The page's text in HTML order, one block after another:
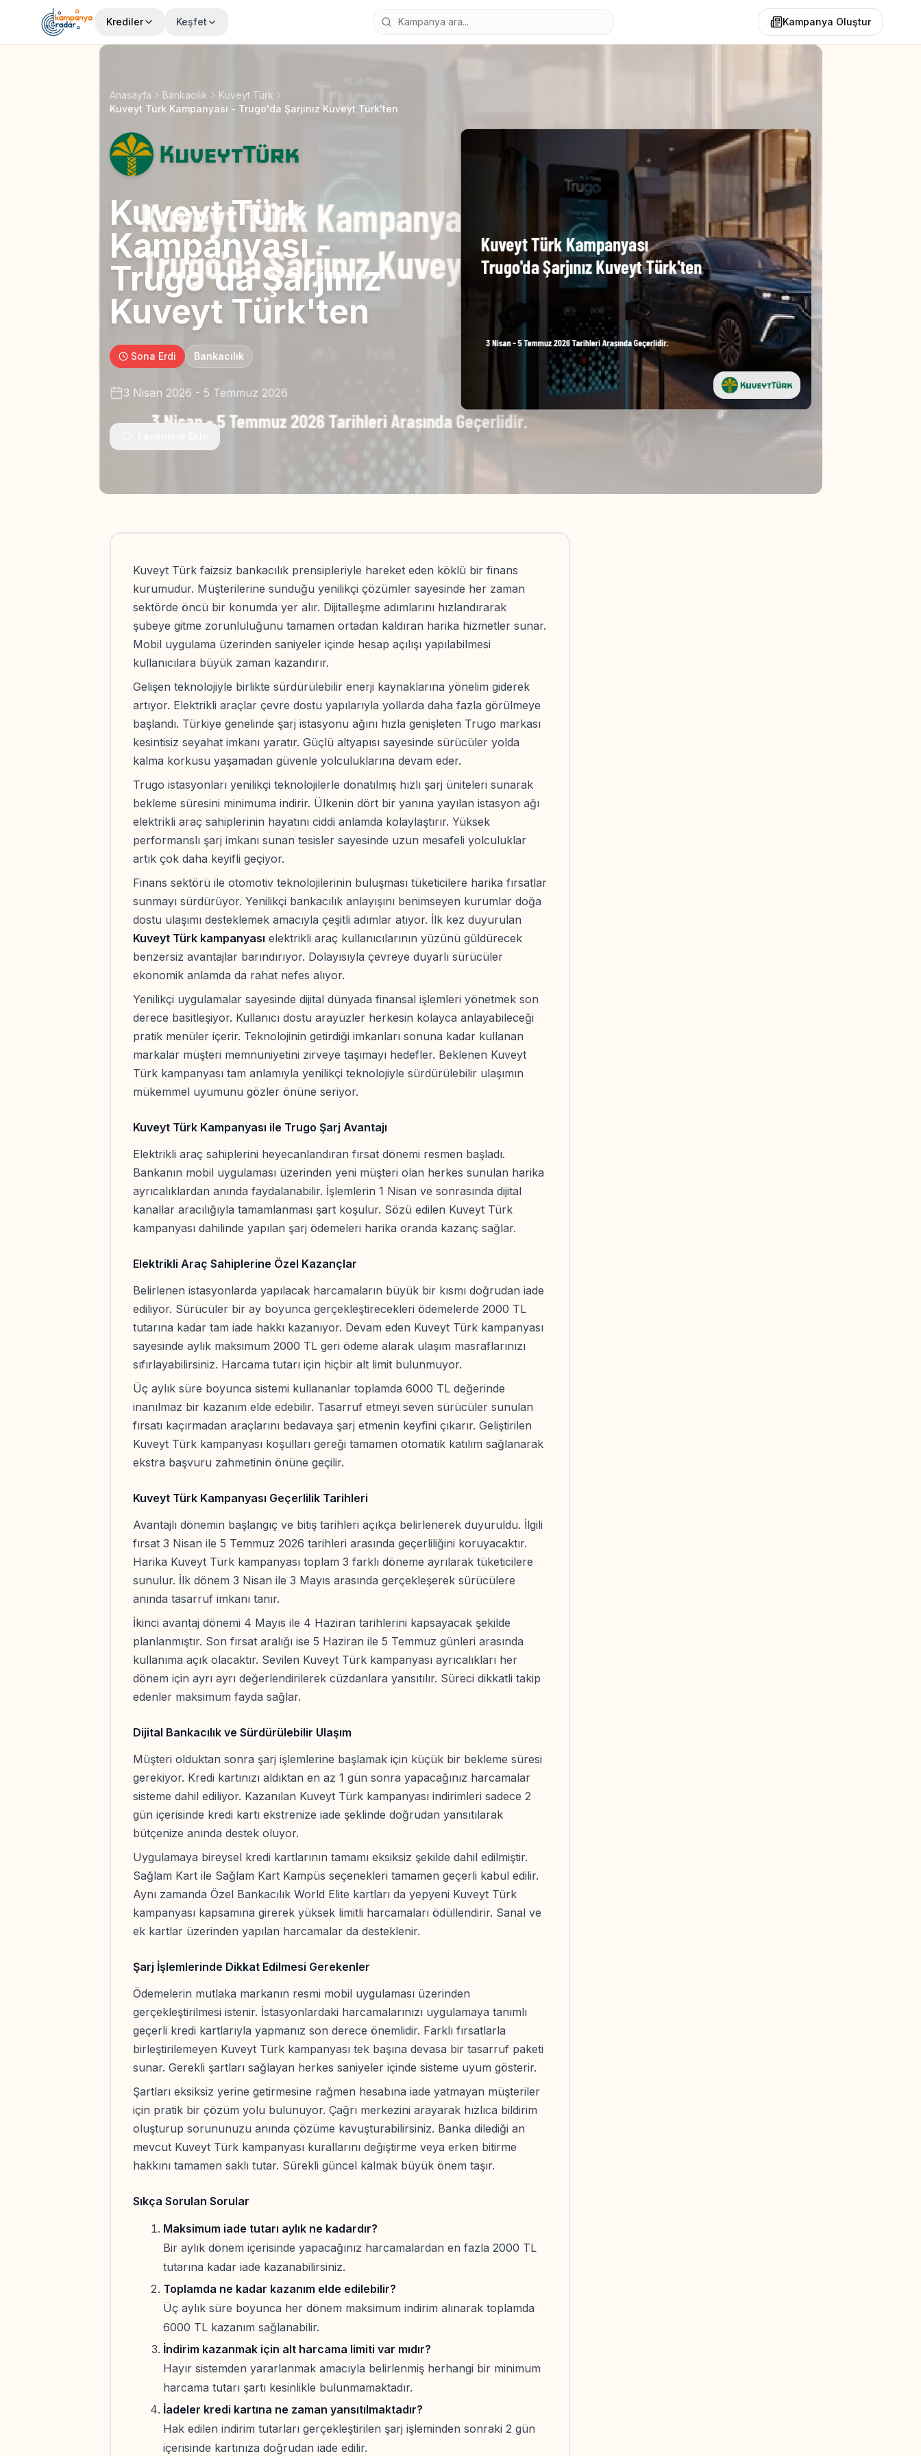
Krediler Keşfet Kampanya Oluştur
Anasayfa Bankacılık
Kuveyt Türk
Kuveyt Türk Kampanyası - Trugo'da Şarjınız Kuveyt Türk'ten
Kuveyt Türk
Kampanyası -
Trugo'da Şarjınız
Kuveyt Türk'ten
Sona Erdi Bankacılık
3 Nisan 2026 - 5 Temmuz 2026
Kuveyt Türk faizsiz bankacılık prensipleriyle hareket eden köklü bir finans
kurumudur. Müşterilerine sunduğu yenilikçi çözümler sayesinde her zaman
sektörde öncü bir konumda yer alır. Dijitalleşme adımlarını hızlandırarak
şubeye gitme zorunluluğunu tamamen ortadan kaldıran harika hizmetler sunar.
Mobil uygulama üzerinden saniyeler içinde hesap açılışı yapılabilmesi
kullanıcılara büyük zaman kazandırır.
Gelişen teknolojiyle birlikte sürdürülebilir enerji kaynaklarına yönelim giderek
artıyor. Elektrikli araçlar çevre dostu yapılarıyla yollarda daha fazla görülmeye
başlandı. Türkiye genelinde şarj istasyonu ağını hızla genişleten Trugo markası
kesintisiz seyahat imkanı yaratır. Güçlü altyapısı sayesinde sürücüler yolda
kalma korkusu yaşamadan güvenle yolculuklarına devam eder.
Trugo istasyonları yenilikçi teknolojilerle donatılmış hızlı şarj üniteleri sunarak
bekleme süresini minimuma indirir. Ülkenin dört bir yanına yayılan istasyon ağı
elektrikli araç sahiplerinin hayatını ciddi anlamda kolaylaştırır. Yüksek
performanslı şarj imkanı sunan tesisler sayesinde uzun mesafeli yolculuklar
artık çok daha keyifli geçiyor.
Finans sektörü ile otomotiv teknolojilerinin buluşması tüketicilere harika fırsatlar
sunmayı sürdürüyor. Yenilikçi bankacılık anlayışını benimseyen kurumlar doğa
dostu ulaşımı desteklemek amacıyla çeşitli adımlar atıyor. İlk kez duyurulan
Kuveyt Türk kampanyası elektrikli araç kullanıcılarının yüzünü güldürecek
benzersiz avantajlar barındırıyor. Dolayısıyla çevreye duyarlı sürücüler
ekonomik anlamda da rahat nefes alıyor.
Yenilikçi uygulamalar sayesinde dijital dünyada finansal işlemleri yönetmek son
derece basitleşiyor. Kullanıcı dostu arayüzler herkesin kolayca anlayabileceği
pratik menüler içerir. Teknolojinin getirdiği imkanları sonuna kadar kullanan
markalar müşteri memnuniyetini zirveye taşımayı hedefler. Beklenen Kuveyt
Türk kampanyası tam anlamıyla yenilikçi teknolojiyle sürdürülebilir ulaşımın
mükemmel uyumunu gözler önüne seriyor.
Kuveyt Türk Kampanyası ile Trugo Şarj Avantajı
Elektrikli araç sahiplerini heyecanlandıran fırsat dönemi resmen başladı.
Bankanın mobil uygulaması üzerinden yeni müşteri olan herkes sunulan harika
ayrıcalıklardan anında faydalanabilir. İşlemlerin 1 Nisan ve sonrasında dijital
kanallar aracılığıyla tamamlanması şart koşulur. Sözü edilen Kuveyt Türk
kampanyası dahilinde yapılan şarj ödemeleri harika oranda kazanç sağlar.
Elektrikli Araç Sahiplerine Özel Kazançlar
Belirlenen istasyonlarda yapılacak harcamaların büyük bir kısmı doğrudan iade
ediliyor. Sürücüler bir ay boyunca gerçekleştirecekleri ödemelerde 2000 TL
tutarına kadar tam iade hakkı kazanıyor. Devam eden Kuveyt Türk kampanyası
sayesinde aylık maksimum 2000 TL geri ödeme alarak ulaşım masraflarınızı
sıfırlayabilirsiniz. Harcama tutarı için hiçbir alt limit bulunmuyor.
Üç aylık süre boyunca sistemi kullananlar toplamda 6000 TL değerinde
inanılmaz bir kazanım elde edebilir. Tasarruf etmeyi seven sürücüler sunulan
fırsatı kaçırmadan araçlarını bedavaya şarj etmenin keyfini çıkarır. Geliştirilen
Kuveyt Türk kampanyası koşulları gereği tamamen otomatik katılım sağlanarak
ekstra başvuru zahmetinin önüne geçilir.
Kuveyt Türk Kampanyası Geçerlilik Tarihleri
Avantajlı dönemin başlangıç ve bitiş tarihleri açıkça belirlenerek duyuruldu. İlgili
fırsat 3 Nisan ile 5 Temmuz 2026 tarihleri arasında geçerliliğini koruyacaktır.
Harika Kuveyt Türk kampanyası toplam 3 farklı döneme ayrılarak tüketicilere
sunulur. İlk dönem 3 Nisan ile 3 Mayıs arasında gerçekleşerek sürücülere
anında tasarruf imkanı tanır.
İkinci avantaj dönemi 4 Mayıs ile 4 Haziran tarihlerini kapsayacak şekilde
planlanmıştır. Son fırsat aralığı ise 5 Haziran ile 5 Temmuz günleri arasında
kullanıma açık olacaktır. Sevilen Kuveyt Türk kampanyası ayrıcalıkları her
dönem için ayrı ayrı değerlendirilerek cüzdanlara yansıtılır. Süreci dikkatli takip
edenler maksimum fayda sağlar.
Dijital Bankacılık ve Sürdürülebilir Ulaşım
Müşteri olduktan sonra şarj işlemlerine başlamak için küçük bir bekleme süresi
gerekiyor. Kredi kartınızı aldıktan en az 1 gün sonra yapacağınız harcamalar
sisteme dahil ediliyor. Kazanılan Kuveyt Türk kampanyası indirimleri sadece 2
gün içerisinde kredi kartı ekstrenize iade şeklinde doğrudan yansıtılarak
bütçenize anında destek oluyor.
Uygulamaya bireysel kredi kartlarının tamamı eksiksiz şekilde dahil edilmiştir.
Sağlam Kart ile Sağlam Kart Kampüs seçenekleri tamamen geçerli kabul edilir.
Aynı zamanda Özel Bankacılık World Elite kartları da yepyeni Kuveyt Türk
kampanyası kapsamına girerek yüksek limitli harcamaları ödüllendirir. Sanal ve
ek kartlar üzerinden yapılan harcamalar da desteklenir.
Şarj İşlemlerinde Dikkat Edilmesi Gerekenler
Ödemelerin mutlaka markanın resmi mobil uygulaması üzerinden
gerçekleştirilmesi istenir. İstasyonlardaki harcamalarınızı uygulamaya tanımlı
geçerli kredi kartlarıyla yapmanız son derece önemlidir. Farklı fırsatlarla
birleştirilemeyen Kuveyt Türk kampanyası tek başına devasa bir tasarruf paketi
sunar. Gerekli şartları sağlayan herkes saniyeler içinde sisteme uyum gösterir.
Şartları eksiksiz yerine getirmesine rağmen hesabına iade yatmayan müşteriler
için pratik bir çözüm yolu bulunuyor. Çağrı merkezini arayarak hızlıca bildirim
oluşturup sorununuzu anında çözüme kavuşturabilirsiniz. Banka dilediği an
mevcut Kuveyt Türk kampanyası kurallarını değiştirme veya erken bitirme
hakkını tamamen saklı tutar. Sürekli güncel kalmak büyük önem taşır.
Sıkça Sorulan Sorular
Maksimum iade tutarı aylık ne kadardır?
Bir aylık dönem içerisinde yapacağınız harcamalardan en fazla 2000 TL
tutarına kadar iade kazanabilirsiniz.
Toplamda ne kadar kazanım elde edilebilir?
Üç aylık süre boyunca her dönem maksimum indirim alınarak toplamda
6000 TL kazanım sağlanabilir.
İndirim kazanmak için alt harcama limiti var mıdır?
Hayır sistemden yararlanmak amacıyla belirlenmiş herhangi bir minimum
harcama tutarı şartı kesinlikle bulunmamaktadır.
İadeler kredi kartına ne zaman yansıtılmaktadır?
Hak edilen indirim tutarları gerçekleştirilen şarj işleminden sonraki 2 gün
içerisinde kartınıza doğrudan iade edilir.